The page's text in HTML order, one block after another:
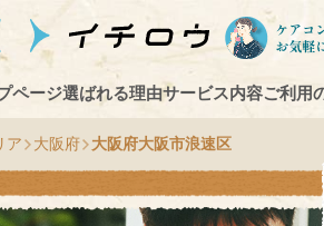
ページ選ばれる理由サービス内容ご利用
ア 大阪府 大阪府大阪市浪速区